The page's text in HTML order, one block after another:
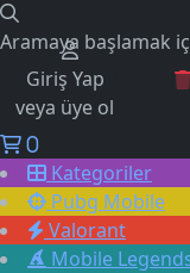
Aramaya başlamak
GEÇMİŞ ARAMALAR
Giriş Yap
veya üye ol
0
Kategoriler
Pubg Mobile
Valorant
Mobile